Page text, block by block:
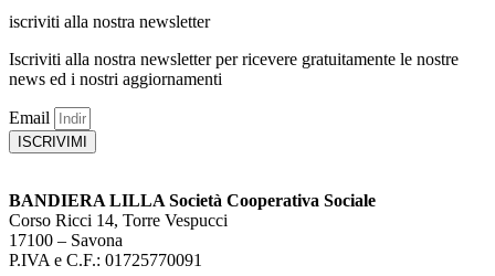
iscriviti alla nostra newsletter
Iscriviti alla nostra newsletter per ricevere gratuitamente le nostre
news ed i nostri aggiornamenti
Email
ISCRIVIMI
BANDIERA LILLA Società Cooperativa Sociale
Corso Ricci 14, Torre Vespucci
17100 – Savona
P.IVA e C.F.: 01725770091